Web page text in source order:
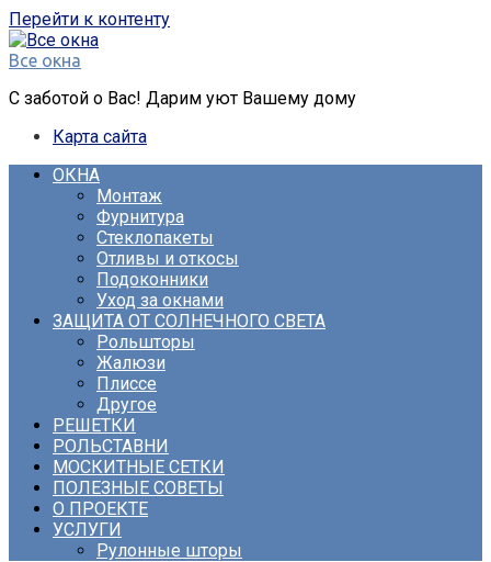
Перейти к контенту
Все окна
С заботой о Вас! Дарим уют Вашему дому
Карта сайта
ОКНА
Монтаж
Фурнитура
Стеклопакеты
Отливы и откосы
Подоконники
Уход за окнами
ЗАЩИТА ОТ СОЛНЕЧНОГО СВЕТА
Рольшторы
Жалюзи
Плиссе
Другое
РЕШЕТКИ
РОЛЬСТАВНИ
МОСКИТНЫЕ СЕТКИ
ПОЛЕЗНЫЕ СОВЕТЫ
О ПРОЕКТЕ
УСЛУГИ
Рулонные шторы